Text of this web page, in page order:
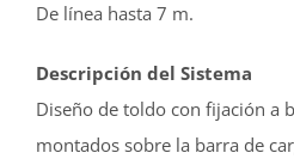
De línea hasta 7 m.
Descripción del Sistema
Diseño de toldo con fijación a
montados sobre la barra de